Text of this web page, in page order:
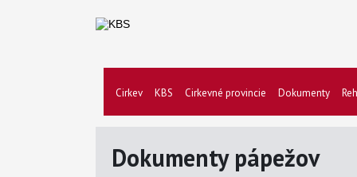
Cirkev KBS Cirkevné provincie Dokumenty
Dokumenty pápežov